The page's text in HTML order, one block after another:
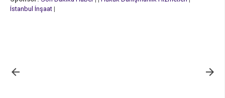
İstanbul İnşaat |
 